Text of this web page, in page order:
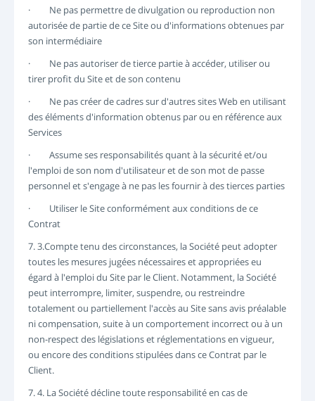
· Ne pas permettre de divulgation ou reproduction non
autorisée de partie de ce Site ou d'informations obtenues par
son intermédiaire
· Ne pas autoriser de tierce partie à accéder, utiliser ou
tirer profit du Site et de son contenu
· Ne pas créer de cadres sur d'autres sites Web en utilisant
des éléments d'information obtenus par ou en référence aux
Services
· Assume ses responsabilités quant à la sécurité et/ou
l'emploi de son nom d'utilisateur et de son mot de passe
personnel et s'engage à ne pas les fournir à des tierces parties
· Utiliser le Site conformément aux conditions de ce
Contrat
7. 3.Compte tenu des circonstances, la Société peut adopter
toutes les mesures jugées nécessaires et appropriées eu
égard à l'emploi du Site par le Client. Notamment, la Société
peut interrompre, limiter, suspendre, ou restreindre
totalement ou partiellement l'accès au Site sans avis préalable
ni compensation, suite à un comportement incorrect ou à un
non-respect des législations et réglementations en vigueur,
ou encore des conditions stipulées dans ce Contrat par le
Client.
7. 4. La Société décline toute responsabilité en cas de